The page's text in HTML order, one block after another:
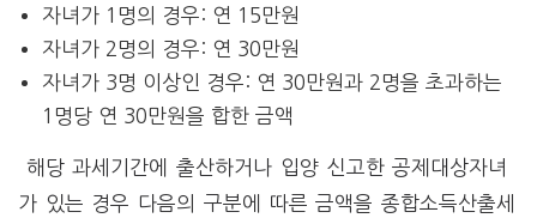
자녀가 1명의 경우: 연 15만원
자녀가 2명의 경우: 연 30만원
자녀가 3명 이상인 경우: 연 30만원과 2명을 초과하는
1명당 연 30만원을 합한 금액
해당 과세기간에 출산하거나 입양 신고한 공제대상자녀
가 있는 경우 다음의 구분에 따른 금액을 종합소득산출세